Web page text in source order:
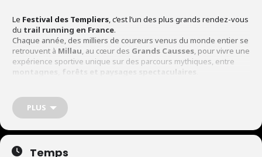
Le Festival des Templiers, c’est l’un des plus grands rendez-vous
du trail running en France.
Chaque année, des milliers de coureurs venus du monde entier se
retrouvent à Millau, au cœur des Grands Causses, pour vivre une
expérience sportive unique sur des parcours mythiques, entre
montagnes, forêts et paysages spectaculaires
Comme chaque année, nous accompagnons l’organisation du
festival pour
sécuriser la course
lire les cartes et se repérer sur le terrain, puis à les
transporter dans les zones offroad difficiles d’accès
PLUS
Temps